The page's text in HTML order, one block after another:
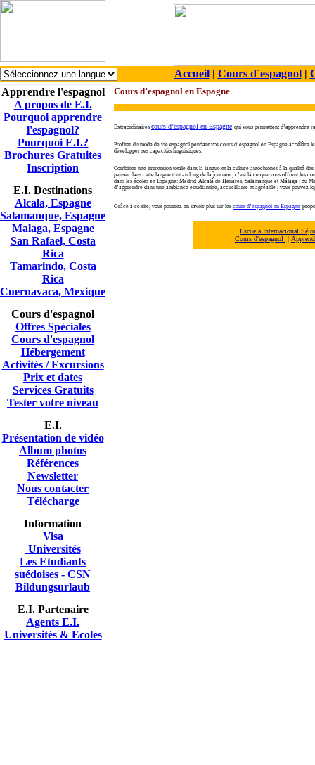
Accueil| Cours d´espagnol|
Apprendre l'espagnol
A propos de E.I.
Pourquoi apprendre
l'espagnol?
Pourquoi E.I.?
Brochures Gratuites
Inscription
E.I. Destinations
Alcala, Espagne
Salamanque, Espagne
Malaga, Espagne
San Rafael, Costa
Rica
Tamarindo, Costa
Rica
Cuernavaca, Mexique
Cours d'espagnol
Offres Spéciales
Cours d'espagnol
Hébergement
Activités / Excursions
Prix et dates
Services Gratuits
Tester votre niveau
E.I.
Présentation de vidéo
Album photos
Références
Newsletter
Nous contacter
Télécharge
Information
Visa
Universités
Les Etudiants
suédoises - CSN
Bildungsurlaub
E.I. Partenaire
Agents E.I.
Universités & Ecoles
Cours d’espagnol en Espagne
Extraordinaires cours d’espagnol en Espagne qui vous permettent d’apprendre
Profiter du mode de vie espagnol pendant vos cours d’espagnol en Espagne
développer ses capacités linguistiques.
Combiner une immersion totale dans la langue et la culture autochtones à la qualité
penser dans cette langue tout au long de la journée ; c’est là ce que vous offrent les
dans les écoles en Espagne: Madrid-Alcalá de Henares, Salamanque et Málaga ; du
d’apprendre dans une ambiance estudiantine, accueillante et agréable ; vous pouvez
Grâce à ce site, vous pourrez en savoir plus sur les cours d’espagnol en Espagne
Escuela Internacional
Cours d'espagnol
|